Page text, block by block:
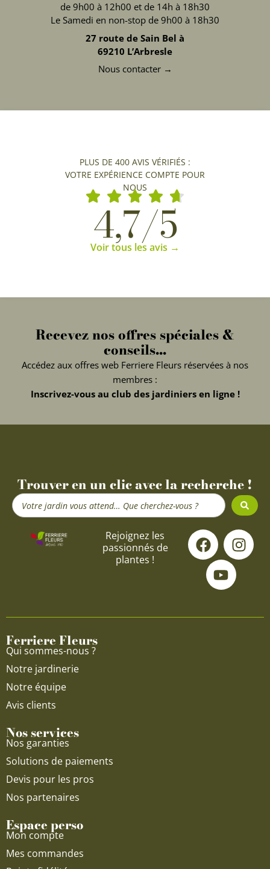
de 9h00 à 12h00 et de 14h à 18h30
Le Samedi en non-stop de 9h00 à 18h30
27 route de Sain Bel à
69210 L’Arbresle
Nous contacter →
PLUS DE 400 AVIS VÉRIFIÉS :
VOTRE EXPÉRIENCE COMPTE POUR
NOUS
4,7/5
Voir tous les avis →
Recevez nos offres spéciales &
conseils...
Accédez aux offres web Ferriere Fleurs réservées à nos
membres :
Inscrivez-vous au club des jardiniers en ligne !
Trouver en un clic avec la recherche !
Search
...
Rejoignez les
passionnés de
plantes !
F
a
c
e
o
I
n
s
g
Y
o
u
t
u
b
Ferriere Fleurs
Qui sommes-nous ?
Notre jardinerie
Notre équipe
Avis clients
Nos services
Nos garanties
Solutions de paiements
Devis pour les pros
Nos partenaires
Espace perso
Mon compte
Mes commandes